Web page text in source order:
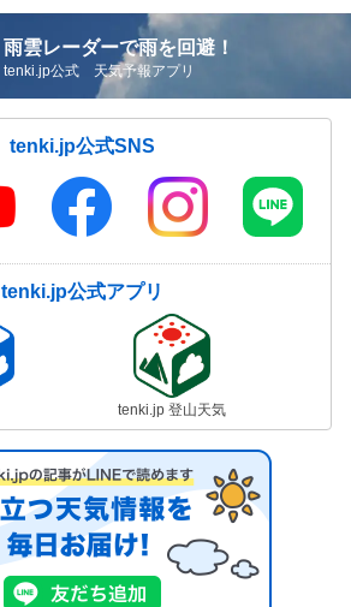
雨雲レーダーで雨を回避！
tenki.jp公式 天気予報アプリ
tenki.jp公式SNS
tenki.jp公式アプリ
tenki.jp 登山天気